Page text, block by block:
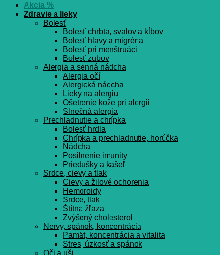
Akcia %
Zdravie a lieky
Bolesť
Bolesť chrbta, svalov a kĺbov
Bolesť hlavy a migréna
Bolesť pri menštruácii
Bolesť zubov
Alergia a senná nádcha
Alergia očí
Alergická nádcha
Lieky na alergiu
Ošetrenie kože pri alergii
Slnečná alergia
Prechladnutie a chrípka
Bolesť hrdla
Chrípka a prechladnutie, horúčka
Nádcha
Posilnenie imunity
Priedušky a kašeľ
Srdce, cievy a tlak
Cievy a žilové ochorenia
Hemoroidy
Srdce, tlak
Štítna žľaza
Zvýšený cholesterol
Nervy, spánok, koncentrácia
Pamät, koncentrácia a vitalita
Stres, úzkosť a spánok
Oči a uši